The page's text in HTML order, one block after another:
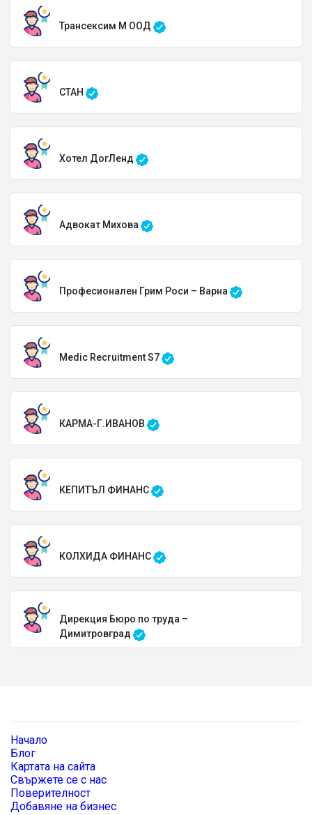
Трансексим М ООД
СТАН
Хотел ДогЛенд
Адвокат Михова
Професионален Грим Роси – Варна
Medic Recruitment S7
КАРМА-Г.ИВАНОВ
КЕПИТЪЛ ФИНАНС
КОЛХИДА ФИНАНС
Дирекция Бюро по труда –
Димитровград
Начало
Блог
Картата на сайта
Свържете се с нас
Поверителност
Добавяне на бизнес